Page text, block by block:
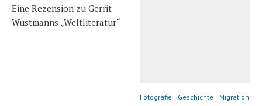
Eine Rezension zu Gerrit
Wustmanns „Weltliteratur“
Fotografie Geschichte Migration